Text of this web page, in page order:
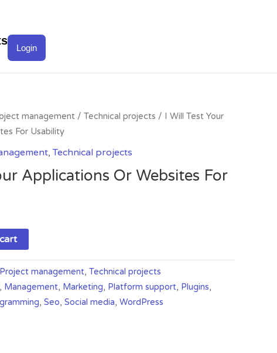
Login
management / Technical projects / I Will Test Your
For Usability
,Technical projects
Applications Or Websites For
Project management, Technical projects
, Management, Marketing, Platform support, Plugins,
, Seo, Social media, WordPress